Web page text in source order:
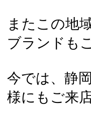
またこの地
ブランドも
今では、静
様にもご来